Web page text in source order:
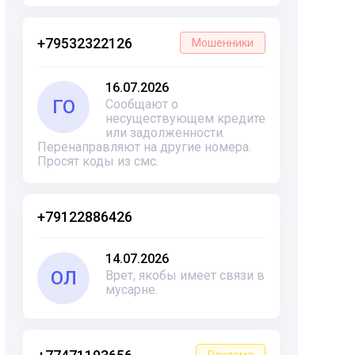
+79532322126 Мошенники
ГО
16.07.2026
Сообщают о
несуществующем кредите
или задолженности.
Перенаправляют на другие номера.
Просят коды из смс.
+79122886426
ОЛ
14.07.2026
Врет, якобы имеет связи в
мусарне.